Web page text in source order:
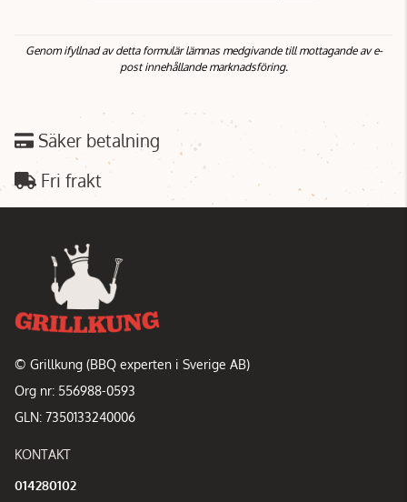
Genom ifyllnad av detta formulär lämnas medgivande till mottagande av e-
post innehållande marknadsföring.
Säker betalning
Fri frakt
© Grillkung (BBQ experten i Sverige AB)
Org nr: 556988-0593
GLN: 7350133240006
KONTAKT
014280102